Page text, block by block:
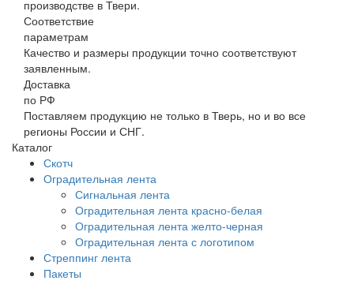
производстве в Твери.
Соответствие
параметрам
Качество и размеры продукции точно соответствуют
заявленным.
Доставка
по РФ
Поставляем продукцию не только в Тверь, но и во все
регионы России и СНГ.
Каталог
Скотч
Оградительная лента
Сигнальная лента
Оградительная лента красно-белая
Оградительная лента желто-черная
Оградительная лента с логотипом
Стреппинг лента
Пакеты